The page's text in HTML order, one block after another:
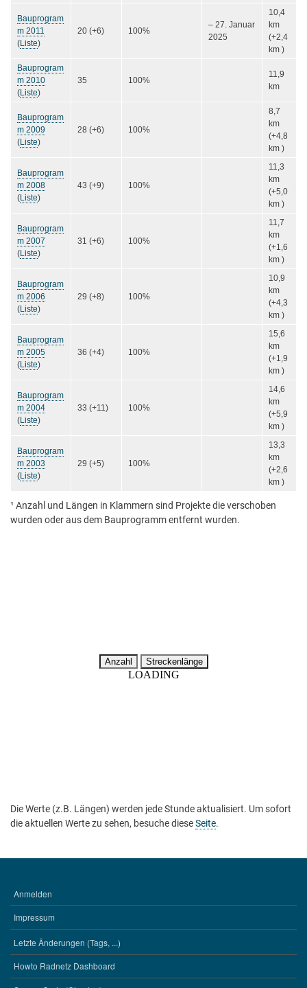
Bauprogram
m 2011
(Liste)
20 (+6) 100%
– 27. Januar
2025
10,4
km
(+2,4
km )
Bauprogram
m 2010
(Liste)
35 100%
11,9
km
Bauprogram
m 2009
(Liste)
28 (+6) 100%
8,7
km
(+4,8
km )
Bauprogram
m 2008
(Liste)
43 (+9) 100%
11,3
km
(+5,0
km )
Bauprogram
m 2007
(Liste)
31 (+6) 100%
11,7
km
(+1,6
km )
Bauprogram
m 2006
(Liste)
29 (+8) 100%
10,9
km
(+4,3
km )
Bauprogram
m 2005
(Liste)
36 (+4) 100%
15,6
km
(+1,9
km )
Bauprogram
m 2004
(Liste)
33 (+11) 100%
14,6
km
(+5,9
km )
Bauprogram
m 2003
(Liste)
29 (+5) 100%
13,3
km
(+2,6
km )
¹ Anzahl und Längen in Klammern sind Projekte die verschoben
wurden oder aus dem Bauprogramm entfernt wurden.
Die Werte (z.B. Längen) werden jede Stunde aktualisiert. Um sofort
die aktuellen Werte zu sehen, besuche dieseSeite.
BENUTZERMENÜ
Anmelden
Impressum
WERKZEUGE
Letzte Änderungen (Tags, ...)
Howto Radnetz Dashboard